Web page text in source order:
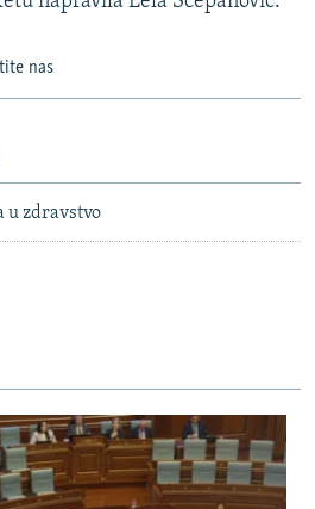
nas
u zdravstvo